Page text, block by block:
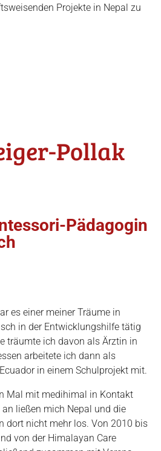
Projekte in Nepal zu
Pollak
Pädagogin
es einer meiner Träume in
in der Entwicklungshilfe tätig
träumte ich davon als Ärztin in
arbeitete ich dann als
in einem Schulprojekt mit.
Mal mit medihimal in Kontakt
ließen mich Nepal und die
dort nicht mehr los. Von 2010 bis
von der Himalayan Care